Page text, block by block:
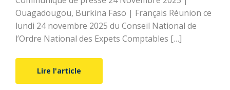
Ouagadougou, Burkina Faso | Français Réunion ce
lundi 24 novembre 2025 du Conseil National de
l’Ordre National des Expets Comptables […]
Lire l'article